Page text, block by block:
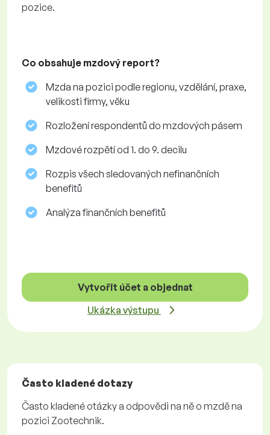
pozice.
Co obsahuje mzdový report?
Mzda na pozici podle regionu, vzdělání, praxe,
velikosti firmy, věku
Rozložení respondentů do mzdových pásem
Mzdové rozpětí od 1. do 9. decilu
Rozpis všech sledovaných nefinančních
benefitů
Analýza finančních benefitů
Vytvořit účet a objednat
Ukázka výstupu
Často kladené dotazy
Často kladené otázky a odpovědi na ně o mzdě na
pozici Zootechnik.